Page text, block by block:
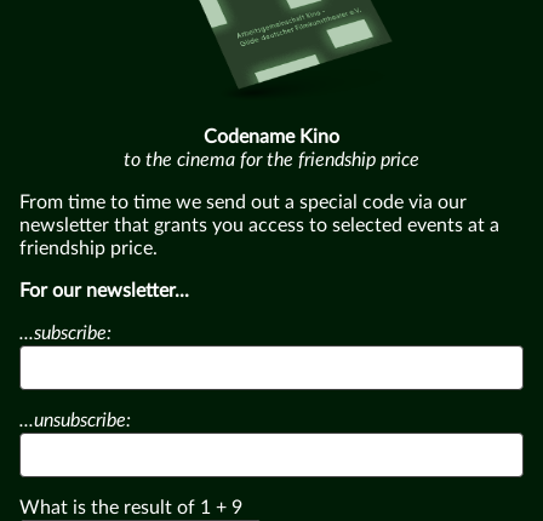
Codename Kino
to the cinema for the friendship price
From time to time we send out a special code via our
newsletter that grants you access to selected events at a
friendship price.
For our newsletter...
...subscribe:
...unsubscribe:
What is the result of 1 + 9